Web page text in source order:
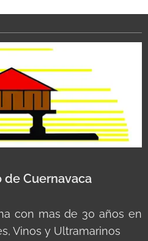
de Cuernavaca
con mas de 30 años en
Vinos y Ultramarinos